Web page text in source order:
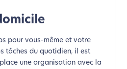
pour vous-même et votre
tâches du quotidien, il est
une organisation avec la